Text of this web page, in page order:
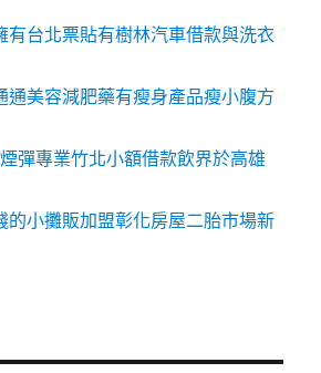
有台北票貼有樹林汽車借款與洗衣
通美容減肥藥有瘦身產品瘦小腹方
彈專業竹北小額借款飲界於高雄
的小攤販加盟彰化房屋二胎市場新